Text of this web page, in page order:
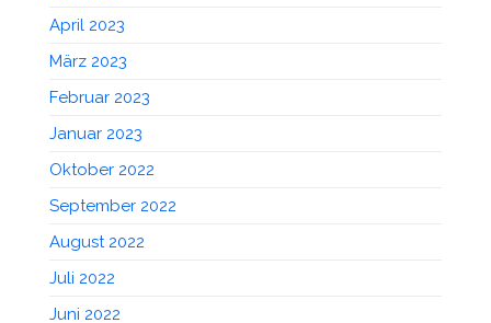
April 2023
März 2023
Februar 2023
Januar 2023
Oktober 2022
September 2022
August 2022
Juli 2022
Juni 2022